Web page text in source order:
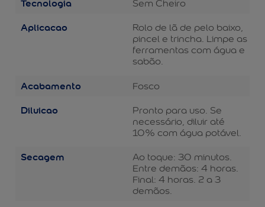
Sem Cheiro
Aplicacao
Rolo de lã de pelo baixo,
pincel e trincha. Limpe as
ferramentas com água e
sabão.
Acabamento Fosco
Diluicao
Pronto para uso. Se
necessário, diluir até
10% com água potável.
Secagem
Ao toque: 30 minutos.
Entre demãos: 4 horas.
Final: 4 horas. 2 a 3
demãos.